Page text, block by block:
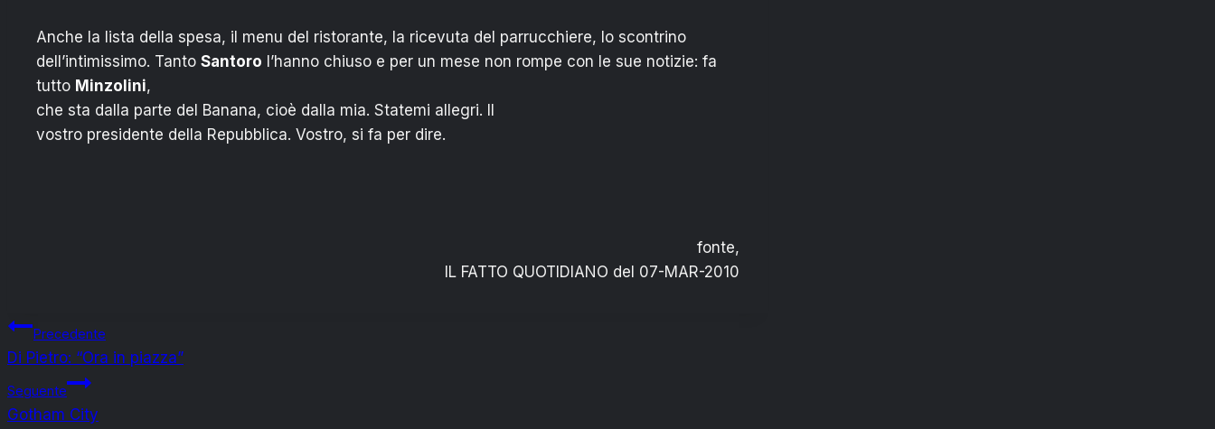
Anche la lista della spesa, il menu del ristorante, la ricevuta del parrucchiere, lo scontrino
dell’intimissimo. Tanto Santoro l’hanno chiuso e per un mese non rompe con le sue notizie: fa
tutto Minzolini,
che sta dalla parte del Banana, cioè dalla mia. Statemi allegri. Il
vostro presidente della Repubblica. Vostro, si fa per dire.
fonte,
IL FATTO QUOTIDIANO del 07-MAR-2010
Navigazione
articoli
Precedente
Di Pietro: “Ora in piazza”
Seguente
Gotham City